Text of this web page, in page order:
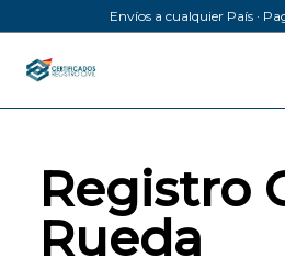
al
contenido
Envíos a cualquier País ·
Registro
Rueda